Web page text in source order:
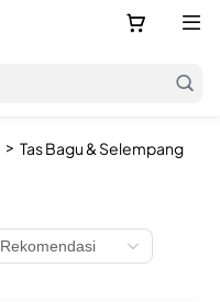
 

> Tas Bagu & Selempang